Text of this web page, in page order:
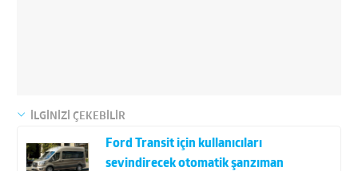
İLGİNİZİ ÇEKEBİLİR
Ford Transit için kullanıcıları
sevindirecek otomatik şanzıman